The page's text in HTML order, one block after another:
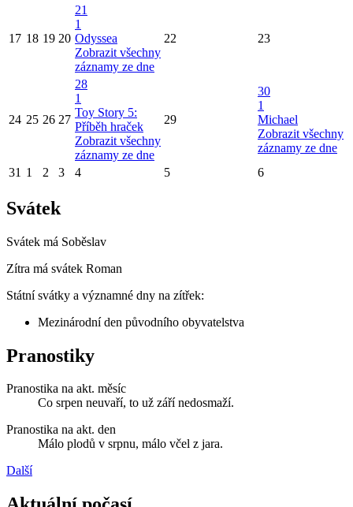
17 18 19 20
21
1
Odyssea
Zobrazit všechny
záznamy ze dne
22 23
24 25 26 27
28
1
Toy Story 5:
Příběh hraček
Zobrazit všechny
záznamy ze dne
29
30
1
Michael
Zobrazit všechny
záznamy ze dne
31 1 2 3 4 5 6
Svátek
Svátek má Soběslav
Zítra má svátek Roman
Státní svátky a významné dny na zítřek:
Mezinárodní den původního obyvatelstva
Pranostiky
Pranostika na akt. měsíc
Co srpen neuvaří, to už září nedosmaží.
Pranostika na akt. den
Málo plodů v srpnu, málo včel z jara.
Další